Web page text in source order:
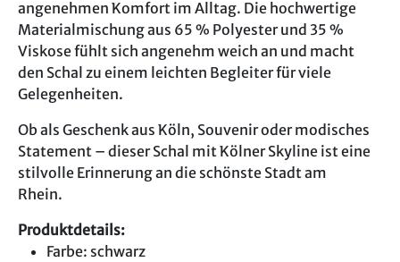
angenehmen Komfort im Alltag. Die hochwertige
Materialmischung aus 65 % Polyester und 35 %
Viskose fühlt sich angenehm weich an und macht
den Schal zu einem leichten Begleiter für viele
Gelegenheiten.
Ob als Geschenk aus Köln, Souvenir oder modisches
Statement – dieser Schal mit Kölner Skyline ist eine
stilvolle Erinnerung an die schönste Stadt am
Rhein.
Produktdetails:
Farbe: schwarz